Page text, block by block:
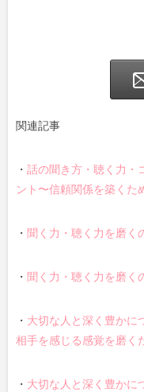
関連記事
・ 話の聞き方・聴く力・
ント〜信頼関係を築くた
・ 聞く力・聴く力を磨く
・ 聞く力・聴く力を磨く
・ 大切な人と深く豊かに
相手を感じる感覚を磨く
・ 大切な人と深く豊かに